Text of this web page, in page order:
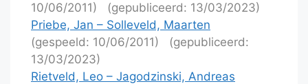
10/06/2011)
(gepubliceerd: 13/03/2023)
Priebe, Jan – Solleveld, Maarten
(gespeeld: 10/06/2011)
(gepubliceerd:
13/03/2023)
Rietveld, Leo – Jagodzinski, Andreas